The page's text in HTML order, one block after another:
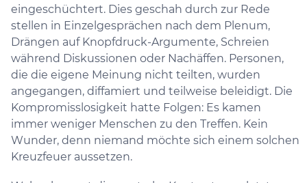
eingeschüchtert. Dies geschah durch zur Rede
stellen in Einzelgesprächen nach dem Plenum,
Drängen auf Knopfdruck-Argumente, Schreien
während Diskussionen oder Nachäffen. Personen,
die die eigene Meinung nicht teilten, wurden
angegangen, diffamiert und teilweise beleidigt. Die
Kompromisslosigkeit hatte Folgen: Es kamen
immer weniger Menschen zu den Treffen. Kein
Wunder, denn niemand möchte sich einem solchen
Kreuzfeuer aussetzen.